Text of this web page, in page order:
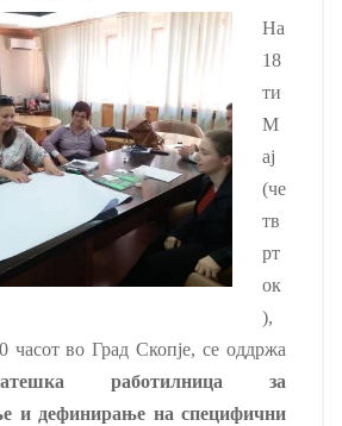
На
18
ти
М
ај
(че
тв
рт
ок
),
часот во Град Скопје, се оддржа
работилница за
и дефинирање на специфични